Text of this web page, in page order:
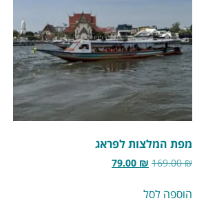
מפת המלצות לפראג
169.00₪
79.00 ₪
הוספה לסל